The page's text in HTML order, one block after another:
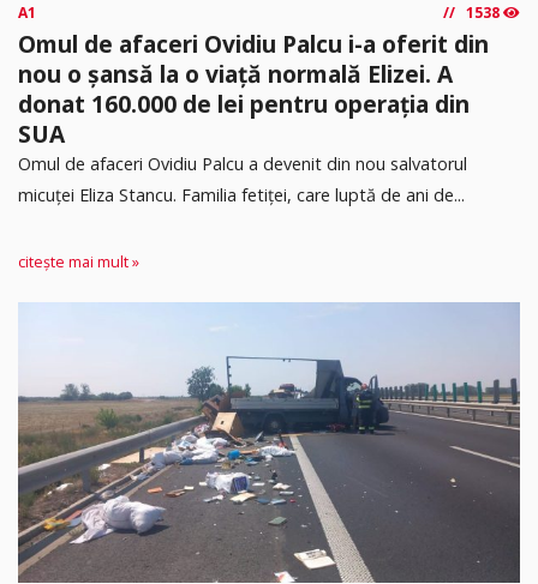
A1 1538
Omul de afaceri Ovidiu Palcu i-a oferit din
nou o șansă la o viață normală Elizei. A
donat 160.000 de lei pentru operația din
SUA
Omul de afaceri Ovidiu Palcu a devenit din nou salvatorul
micuței Eliza Stancu. Familia fetiței, care luptă de ani de...
citește mai mult »